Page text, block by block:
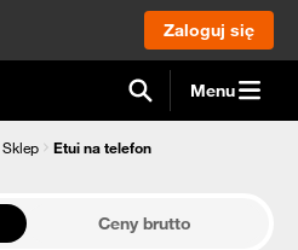
Zaloguj się
Menu
Sklep Etui na telefon
Ceny brutto